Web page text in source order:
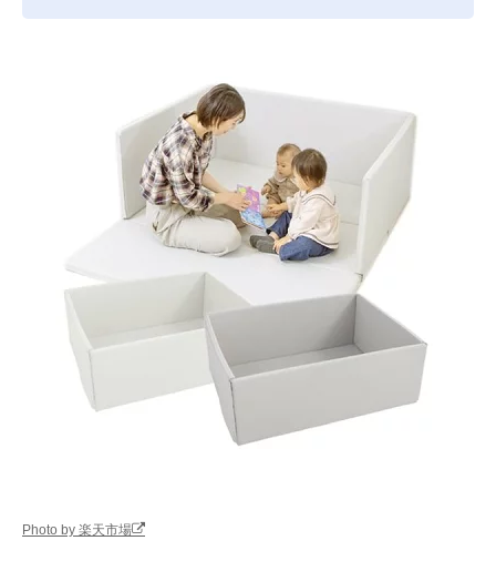
Photo by 楽天市場